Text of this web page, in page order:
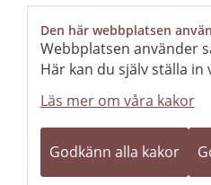
Den här webbplatsen
Webbplatsen använder
Här kan du själv ställa
Läs mer om våra kakor
Godkänn alla kakor
Skara
212000-1702
Kontaktcenter
Stängt
08.00